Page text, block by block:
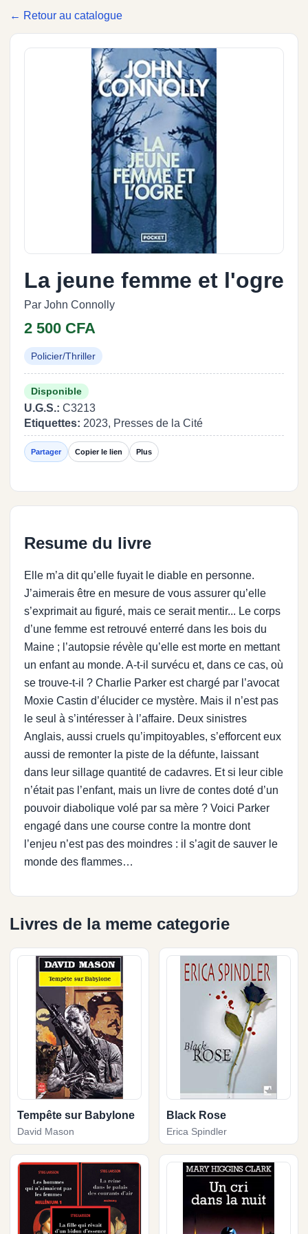
← Retour au catalogue
La jeune femme et l'ogre
Par John Connolly
2 500 CFA
Policier/Thriller
Disponible
U.G.S.: C3213
Etiquettes: 2023, Presses de la Cité
Partager Copier le lien Plus
Resume du livre
Elle m’a dit qu’elle fuyait le diable en personne.
J’aimerais être en mesure de vous assurer qu’elle
s’exprimait au figuré, mais ce serait mentir... Le corps
d’une femme est retrouvé enterré dans les bois du
Maine ; l’autopsie révèle qu’elle est morte en mettant
un enfant au monde. A-t-il survécu et, dans ce cas, où
se trouve-t-il ? Charlie Parker est chargé par l’avocat
Moxie Castin d’élucider ce mystère. Mais il n’est pas
le seul à s’intéresser à l’affaire. Deux sinistres
Anglais, aussi cruels qu’impitoyables, s’efforcent eux
aussi de remonter la piste de la défunte, laissant
dans leur sillage quantité de cadavres. Et si leur cible
n’était pas l’enfant, mais un livre de contes doté d’un
pouvoir diabolique volé par sa mère ? Voici Parker
engagé dans une course contre la montre dont
l’enjeu n’est pas des moindres : il s’agit de sauver le
monde des flammes…
Livres de la meme categorie
Tempête sur Babylone
David Mason
Black Rose
Erica Spindler